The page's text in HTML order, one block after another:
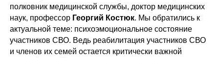
полковник медицинской службы, доктор медицинских
наук, профессор Георгий Костюк. Мы обратились к
актуальной теме: психоэмоциональное состояние
участников СВО. Ведь реабилитация участников СВО
и членов их семей остается критически важной